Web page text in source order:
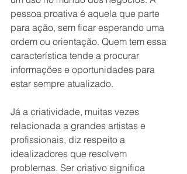
pessoa proativa é aquela que parte
para ação, sem ficar esperando uma
ordem ou orientação. Quem tem essa
característica tende a procurar
informações e oportunidades para
estar sempre atualizado.
Já a criatividade, muitas vezes
relacionada a grandes artistas e
profissionais, diz respeito a
idealizadores que resolvem
problemas. Ser criativo significa